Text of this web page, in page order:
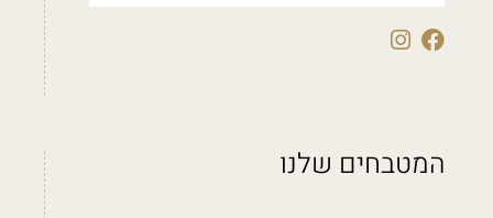
המטבחים שלנו